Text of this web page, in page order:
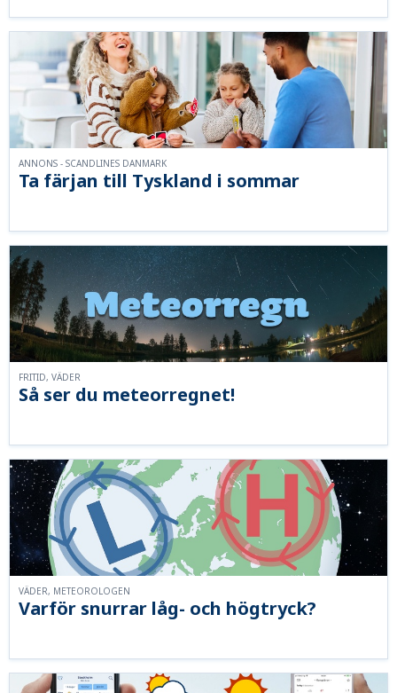
Ta färjan till Tyskland i sommar
ANNONS - SCANDLINES DANMARK
Så ser du meteorregnet!
FRITID, VÄDER
Varför snurrar låg- och högtryck?
VÄDER, METEOROLOGEN